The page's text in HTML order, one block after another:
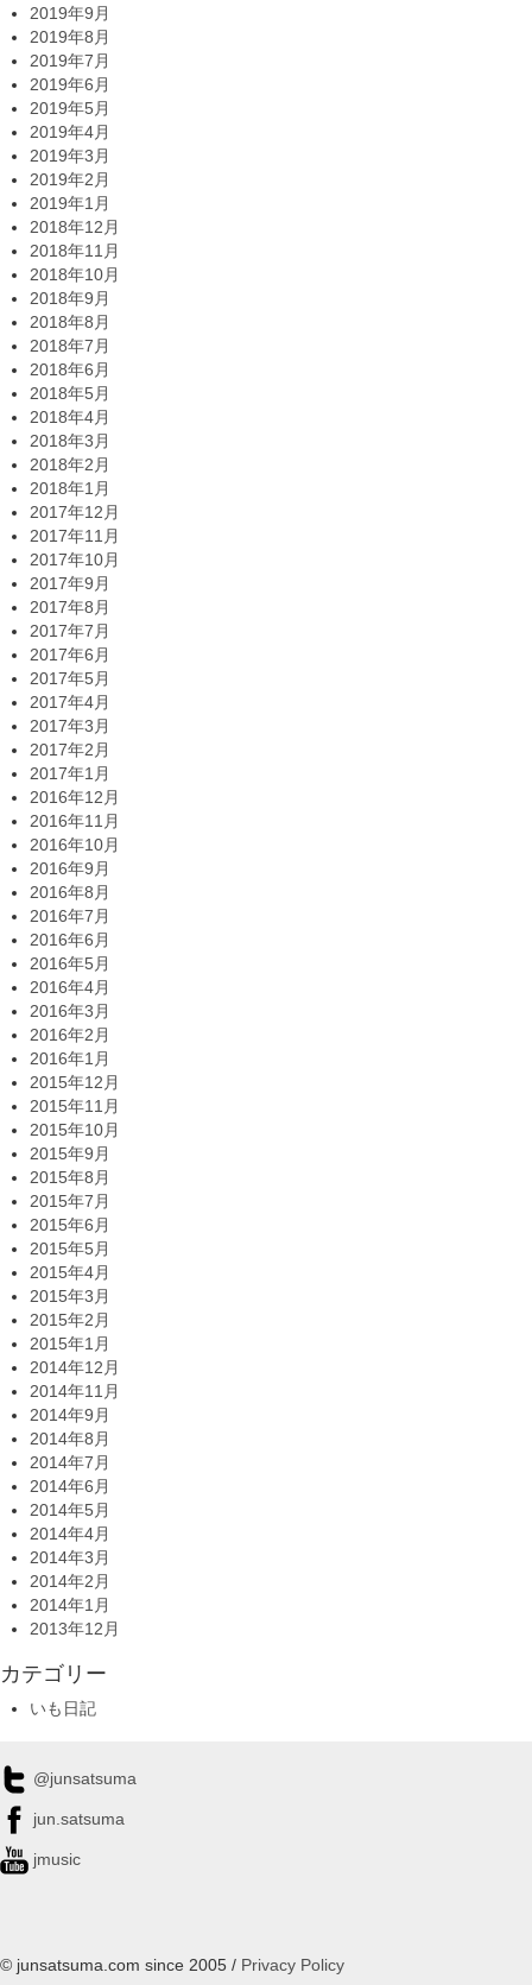
2019年9月
2019年8月
2019年7月
2019年6月
2019年5月
2019年4月
2019年3月
2019年2月
2019年1月
2018年12月
2018年11月
2018年10月
2018年9月
2018年8月
2018年7月
2018年6月
2018年5月
2018年4月
2018年3月
2018年2月
2018年1月
2017年12月
2017年11月
2017年10月
2017年9月
2017年8月
2017年7月
2017年6月
2017年5月
2017年4月
2017年3月
2017年2月
2017年1月
2016年12月
2016年11月
2016年10月
2016年9月
2016年8月
2016年7月
2016年6月
2016年5月
2016年4月
2016年3月
2016年2月
2016年1月
2015年12月
2015年11月
2015年10月
2015年9月
2015年8月
2015年7月
2015年6月
2015年5月
2015年4月
2015年3月
2015年2月
2015年1月
2014年12月
2014年11月
2014年9月
2014年8月
2014年7月
2014年6月
2014年5月
2014年4月
2014年3月
2014年2月
2014年1月
2013年12月
カテゴリー
いも日記
@junsatsuma
jun.satsuma
jmusic
© junsatsuma.com since 2005 / Privacy Policy